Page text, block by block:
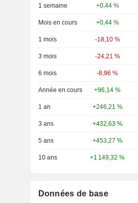
1 semaine +0,44 %
Mois en cours +0,44 %
1 mois -18,10 %
3 mois -24,21 %
6 mois -8,96 %
Année en cours +96,14 %
1 an +246,21 %
3 ans +432,63 %
5 ans +453,27 %
10 ans +1 149,32 %
Données de base